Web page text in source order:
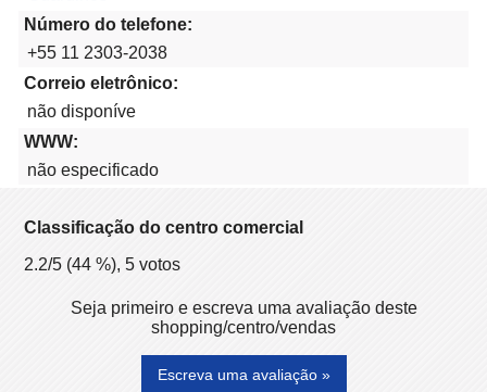
Número do telefone:
+55 11 2303-2038
Correio eletrônico:
não disponíve
WWW:
não especificado
Classificação do centro comercial
2.2/5 (44 %), 5 votos
Seja primeiro e escreva uma avaliação deste
shopping/centro/vendas
Escreva uma avaliação »